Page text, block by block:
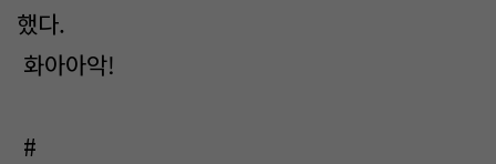
했다.
화아아악!
#